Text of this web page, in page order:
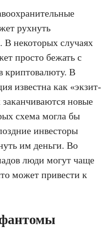
рухнуть
В некоторых случаях
просто бежать с
криптовалюту. В
известна как «экзит-
новые
схема могла бы
инвесторы
им деньги. Во
люди могут чаще
может привести к